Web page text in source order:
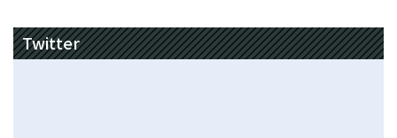
Twitter